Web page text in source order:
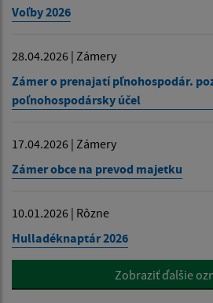
Voľby 2026
28.04.2026 | Zámery
Zámer o prenajatí pľnohospodár.
poľnohospodársky účel
17.04.2026 | Zámery
Zámer obce na prevod majetku
10.01.2026 | Rôzne
Hulladéknaptár 2026
Zobraziť ďalšie